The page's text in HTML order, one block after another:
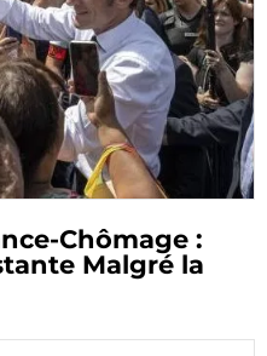
Chômage :
Malgré la